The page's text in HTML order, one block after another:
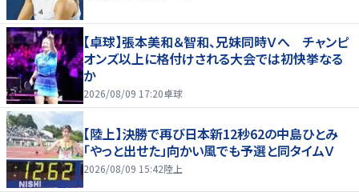
【卓球】張本美和＆智和、兄妹同時Ｖへ チャンピ
オンズ以上に格付けされる大会では初快挙なる
か
2026/08/09 17:20卓球
【陸上】決勝で再び日本新12秒62の中島ひとみ
「やっと出せた」向かい風でも予選と同タイムＶ
2026/08/09 15:42陸上